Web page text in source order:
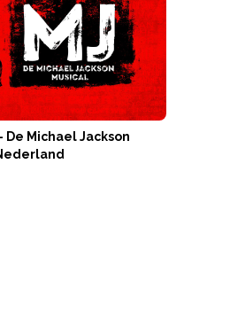
De Michael Jackson